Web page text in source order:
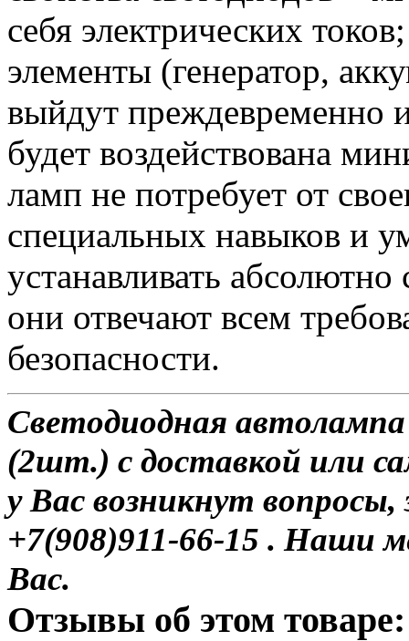
себя электрических
элементы (генератор,
выйдут преждевременно
будет воздействована
ламп не потребует от
специальных навыков и
устанавливать
они отвечают всем
безопасности.
Светодиодная
(2шт.) с доставкой или
у Вас возникнут
+7(908)911-66-15 . Наши
Вас.
Отзывы об этом товаре: